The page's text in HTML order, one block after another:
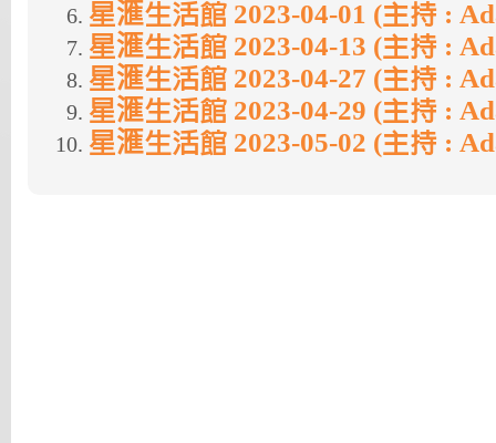
星滙生活館 2023-04-01 (主持 :
星滙生活館 2023-04-13 (主持 :
星滙生活館 2023-04-27 (主持 :
星滙生活館 2023-04-29 (主持 :
星滙生活館 2023-05-02 (主持 :